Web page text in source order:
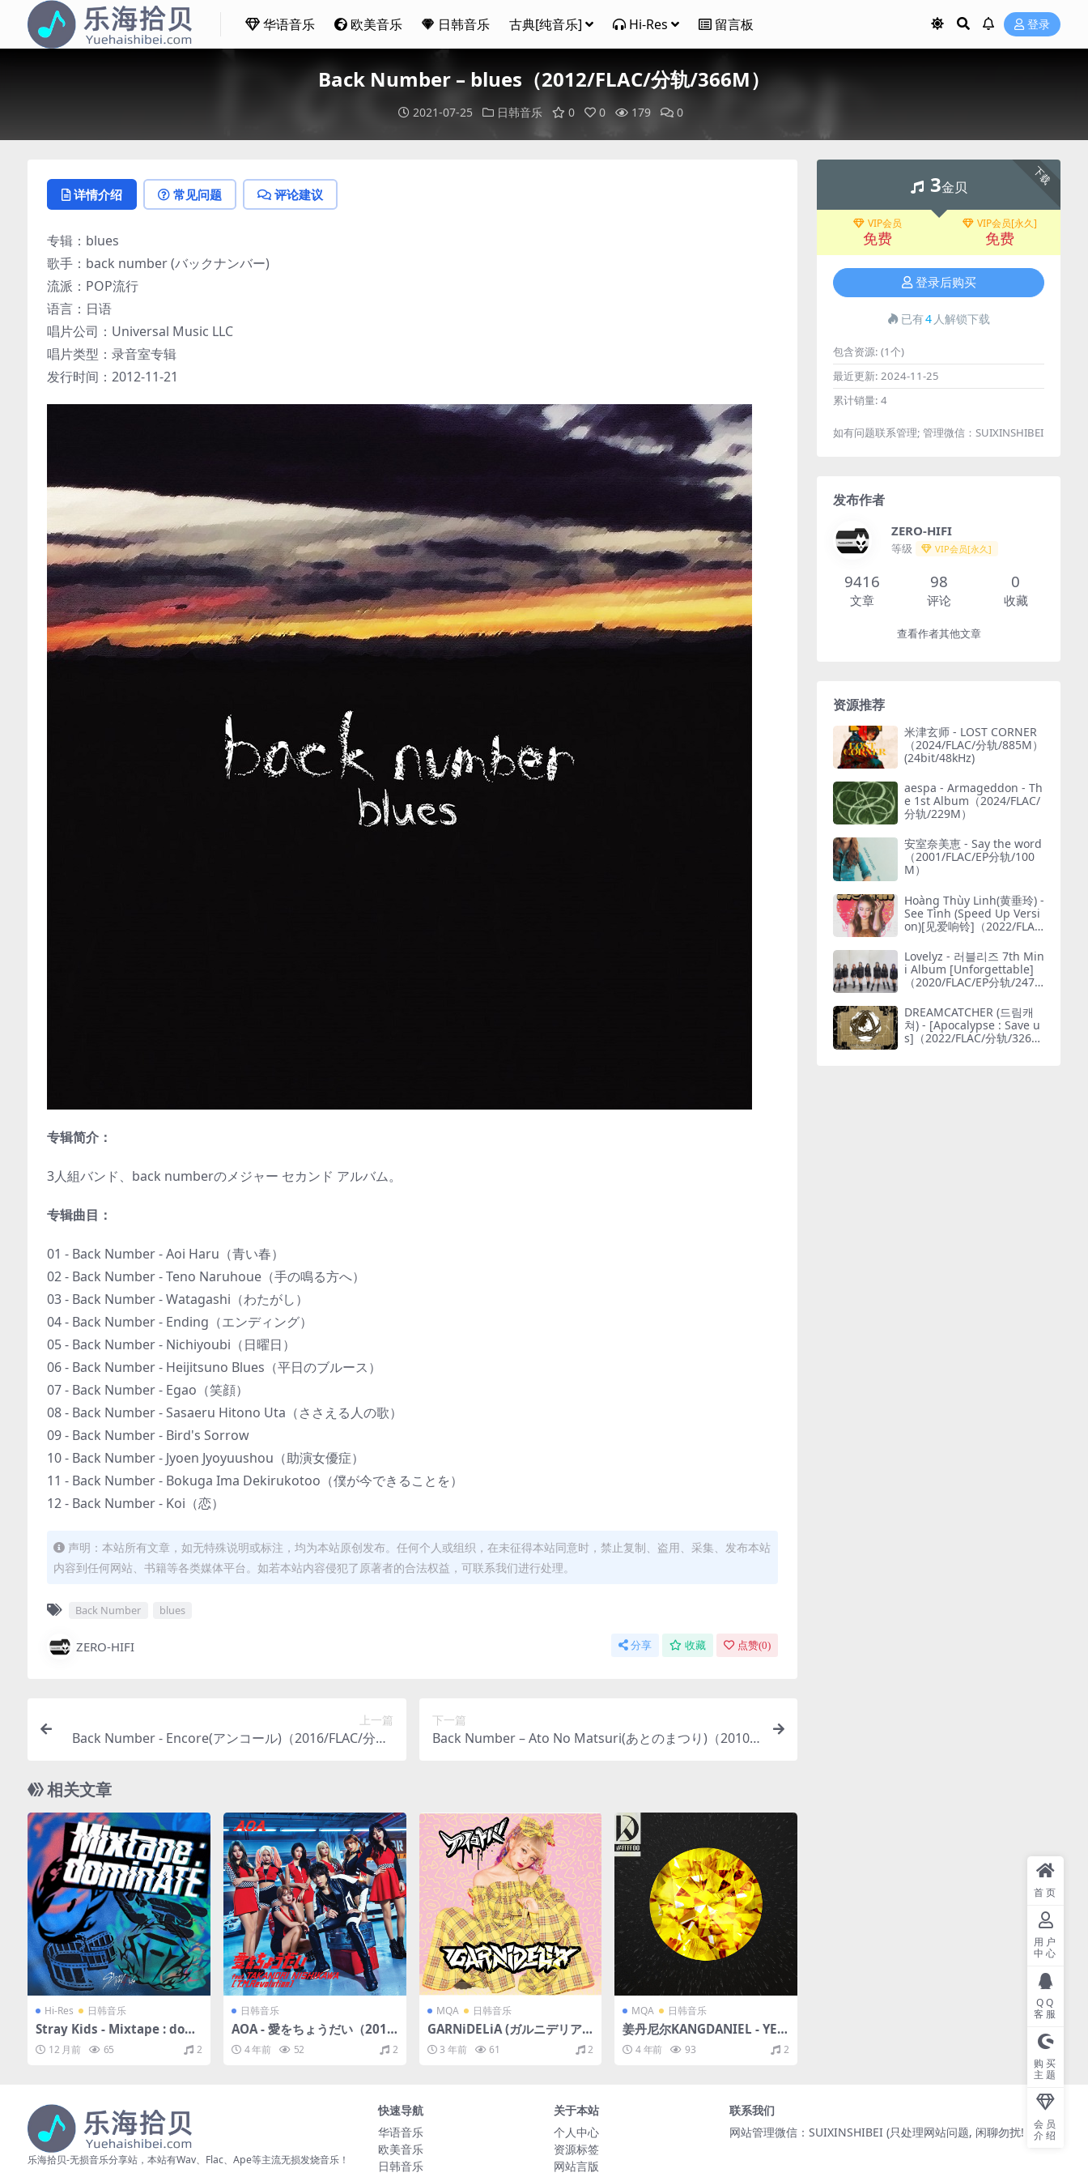
华语音乐 欧美音乐 日韩音乐 古典[纯音乐] Hi-Res 留言板 登录
Back Number – blues（2012/FLAC/分轨/366M）
2021-07-25 日韩音乐 0 0 179 0
详情介绍 常见问题 评论建议
专辑：blues
歌手：back number (バックナンバー)
流派：POP流行
语言：日语
唱片公司：Universal Music LLC
唱片类型：录音室专辑
发行时间：2012-11-21
专辑简介：
3人組バンド、back numberのメジャー セカンド アルバム。
专辑曲目：
01 - Back Number - Aoi Haru（青い春）
02 - Back Number - Teno Naruhoue（手の鳴る方へ）
03 - Back Number - Watagashi（わたがし）
04 - Back Number - Ending（エンディング）
05 - Back Number - Nichiyoubi（日曜日）
06 - Back Number - Heijitsuno Blues（平日のブルース）
07 - Back Number - Egao（笑顔）
08 - Back Number - Sasaeru Hitono Uta（ささえる人の歌）
09 - Back Number - Bird's Sorrow
10 - Back Number - Jyoen Jyoyuushou（助演女優症）
11 - Back Number - Bokuga Ima Dekirukotoo（僕が今できることを）
12 - Back Number - Koi（恋）
声明：本站所有文章，如无特殊说明或标注，均为本站原创发布。任何个人或组织，在未征得本站同意时，禁止复制、盗用、采集、发布本站
内容到任何网站、书籍等各类媒体平台。如若本站内容侵犯了原著者的合法权益，可联系我们进行处理。
Back Number blues
ZERO-HIFI 分享 收藏 点赞(0)
上一篇
Back Number - Encore(アンコール)（2016/FLAC/分轨/
下一篇
Back Number – Ato No Matsuri(あとのまつり)（2010/
相关文章
Hi-Res 日韩音乐
Stray Kids - Mixtape : domi
nATE（2025/FLAC/EP分轨/2
15M）(24bit/48kHz)
12 月前 65 2
日韩音乐
AOA - 愛をちょうだい（201
6/FLAC/EP分轨/148M）
4 年前 52 2
MQA 日韩音乐
GARNiDELiA (ガルニデリア) -
Aikotobaアイコトバ（2017/
FLAC/EP分轨/133M）(MQA/
3 年前 61 2
MQA 日韩音乐
姜丹尼尔KANGDANIEL - YEL
LOW（2021/FLAC/EP分轨/1
18M）(MQA/16bit/44.1kHz)
4 年前 93 2
下载
3金贝
VIP会员
免费
VIP会员[永久]
免费
登录后购买
已有4 人解锁下载
包含资源: (1个)
最近更新: 2024-11-25
累计销量: 4
如有问题联系管理; 管理微信：SUIXINSHIBEI
发布作者
ZERO-HIFI
等级 VIP会员[永久]
9416
文章
98
评论
0
收藏
查看作者其他文章
资源推荐
米津玄师 - LOST CORNER
（2024/FLAC/分轨/885M）
(24bit/48kHz)
aespa - Armageddon - Th
e 1st Album（2024/FLAC/
分轨/229M）
安室奈美恵 - Say the word
（2001/FLAC/EP分轨/100
M）
Hoàng Thùy Linh(黄垂玲) -
See Tình (Speed Up Versi
on)[见爱响铃]（2022/FLA
A/24bit/48kHz)
Lovelyz - 러블리즈 7th Min
i Album [Unforgettable]
（2020/FLAC/EP分轨/247
DREAMCATCHER (드림캐
쳐) - [Apocalypse : Save u
s]（2022/FLAC/分轨/326
乐海拾贝-无损音乐分享站，本站有Wav、Flac、Ape等主流无损发烧音乐！
快速导航
华语音乐
欧美音乐
日韩音乐
关于本站
个人中心
资源标签
网站言版
联系我们
网站管理微信：SUIXINSHIBEI (只处理网站问题, 闲聊勿扰! )
首页
用户
中心
QQ
客服
购买
主题
会员
介绍